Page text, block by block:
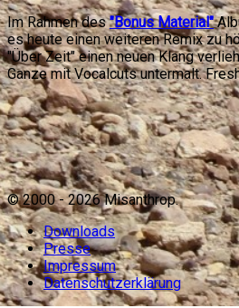
Im Rahmen des"Bonus Material"
es heute einen weiteren Remix zu
"Über Zeit" einen neuen Klang
Ganze mit Vocalcuts untermalt.
© 2000 -2026Misanthrop.
Downloads
Presse
Impressum
Datenschutzerklärung